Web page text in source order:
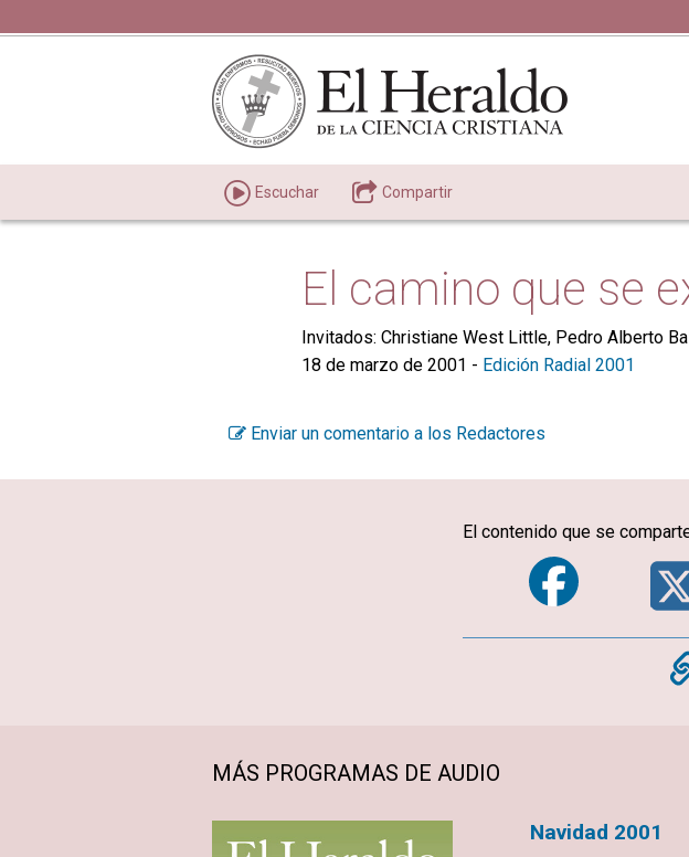
Escuchar Compartir
El camino que se
Invitados: Christiane West Little, Pedro Alberto
18 de marzo de 2001 - Edición Radial 2001
Enviar un comentario a los Redactores
El contenido que se
MÁS PROGRAMAS DE AUDIO
Navidad 2001